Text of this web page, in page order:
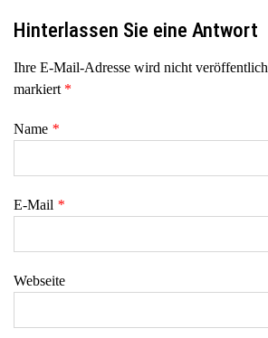
Hinterlassen Sie eine Antwort
Ihre E-Mail-Adresse wird nicht
markiert *
Name *
E-Mail *
Webseite